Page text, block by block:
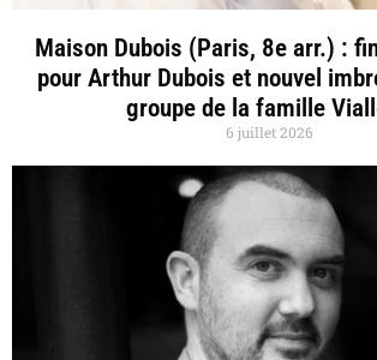
Maison Dubois (Paris, 8e arr.) :
pour Arthur Dubois et nouvel
groupe de la famille
6 juillet 2026